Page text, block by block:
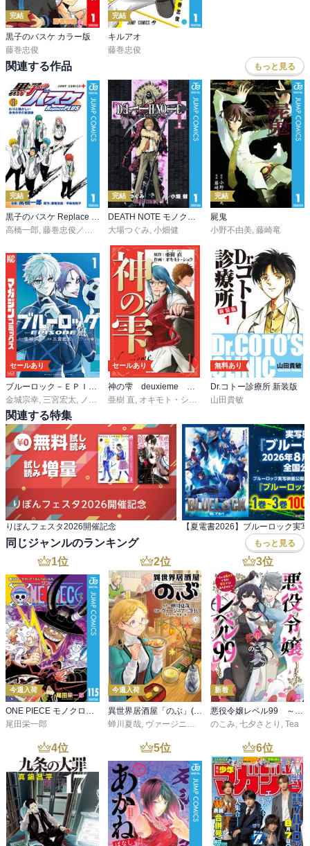
完結
黒子のバスケ カラー版
藤巻忠俊
完結
キルアオ
藤巻忠俊
関連する作品 もっと見る
完結
黒子のバスケ Replace PLUS
高橋一郎, 藤巻忠俊／平林佐和子
完結
DEATH NOTE モノクロ版
大場つぐみ, 小畑健
完結
屍鬼
小野不由美, 藤崎竜
セールあり
金城宗幸 三宮宏太 ノ村優介
セールあり
亜樹 直 オキモト・シュウ
無料あり
Dr.コトー診療所 新装版
山田貴敏
関連する特集
りぼんフェスタ2026開催記念
同じジャンルのランキング もっと見る
1位
今週入荷
ONE PIECE モノクロ版 115
尾田栄一郎
2位
今週入荷
異世界居酒屋「のぶ」(22)
蝉川夏哉, ヴァージニア二等兵 ,転
3位
新着
悪役令嬢レベル99 ～私は裏ボスですが魔王ではありません～ その６
のこみ, 七夕さとり , Tea
4位 5位 6位